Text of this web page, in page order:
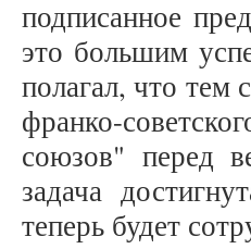
подписанное
это большим
полагал, что
франко-
союзов" перед
задача
теперь будет